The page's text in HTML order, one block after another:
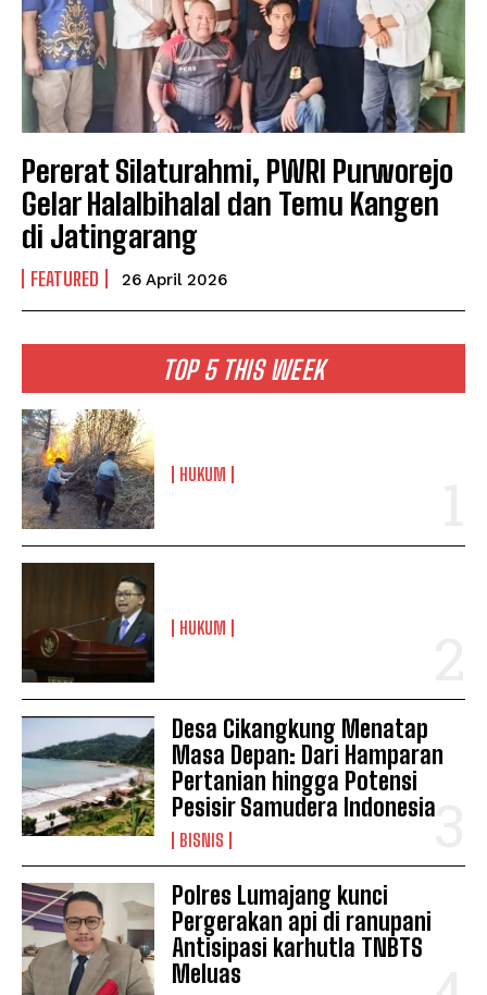
Pererat Silaturahmi, PWRI Purworejo
Gelar Halalbihalal dan Temu Kangen
di Jatingarang
FEATURED 26 April 2026
TOP 5 THIS WEEK
HUKUM
HUKUM
Desa Cikangkung Menatap
Masa Depan: Dari Hamparan
Pertanian hingga Potensi
Pesisir Samudera Indonesia
BISNIS
Polres Lumajang kunci
Pergerakan api di ranupani
Antisipasi karhutla TNBTS
Meluas